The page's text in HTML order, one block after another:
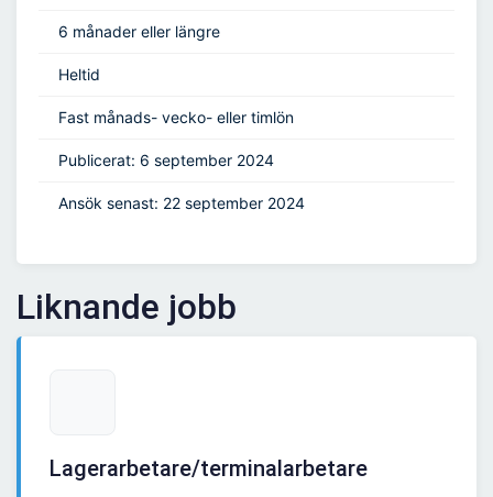
6 månader eller längre
Heltid
Fast månads- vecko- eller timlön
Publicerat: 6 september 2024
Ansök senast: 22 september 2024
Liknande jobb
Lagerarbetare/terminalarbetare